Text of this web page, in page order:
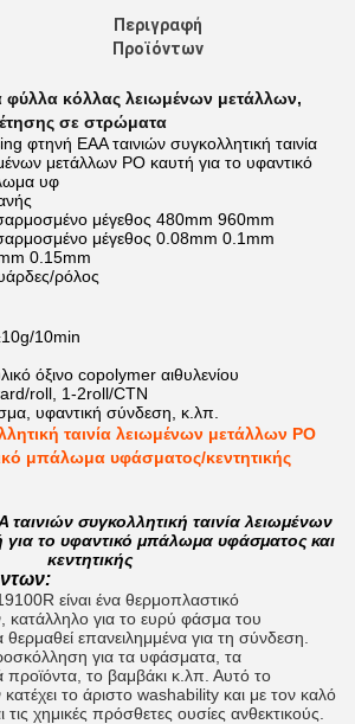
Περιγραφή
Προϊόντων
φύλλα κόλλας λειωμένων μετάλλων,
σε στρώματα
φτηνή EAA ταινιών συγκολλητική ταινία
μετάλλων PO καυτή για το υφαντικό
υφ
μέγεθος 480mm 960mm
μέγεθος 0.08mm 0.1mm
0.15mm
ρόλος
10min
όξινο copolymer αιθυλενίου
roll, 1-2roll/CTN
υφαντική σύνδεση, κ.λπ.
ταινία λειωμένων μετάλλων PO
μπάλωμα υφάσματος/κεντητικής
συγκολλητική ταινία λειωμένων
για το υφαντικό μπάλωμα υφάσματος και
κεντητικής
είναι ένα θερμοπλαστικό
κατάλληλο για το ευρύ φάσμα του
επανειλημμένα για τη σύνδεση.
για τα υφάσματα, τα
προϊόντα, το βαμβάκι κ.λπ. Αυτό το
το άριστο washability και με τον καλό
χημικές πρόσθετες ουσίες ανθεκτικούς.